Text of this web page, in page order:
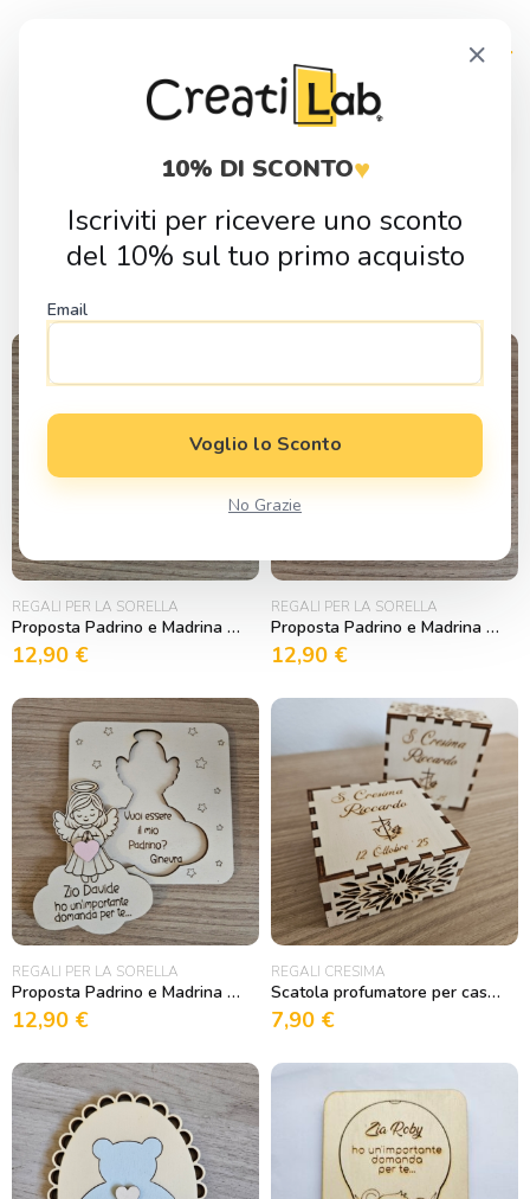
Regali Cresima
REGALI PER LA SORELLA
Proposta Padrino e Madrina a Libro con Farfalla
12,90 €
REGALI PER LA SORELLA
Proposta Padrino e Madrina a Libro con Cuore
12,90 €
REGALI PER LA SORELLA
Proposta Padrino e Madrina Con Angioletto
12,90 €
REGALI CRESIMA
Scatola profumatore per cassetti
7,90 €
×
10% DI SCONTO♥
Iscriviti per ricevere uno sconto
del 10% sul tuo primo acquisto
Email
Voglio lo Sconto
No Grazie